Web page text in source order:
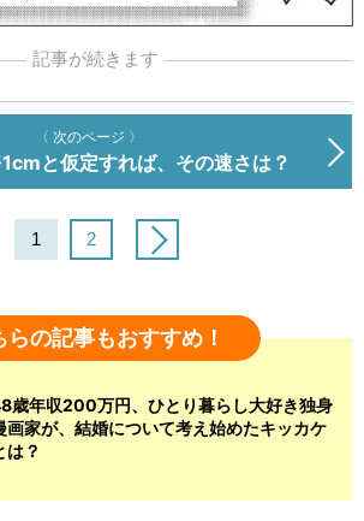
記事が続きます
〈 次のページ 〉
と仮定すれば、その速さは？
1 2
らの記事もおすすめ！
歳年収200万円、ひとり暮らし大好き独身
画家が、結婚について考え始めたキッカケ
は？